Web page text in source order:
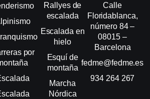
por
Rallyes de
escalada
Escalada en
hielo
Esquí de
montaña
Marcha
Nórdica
Calle
Floridablanca,
número 84 –
08015 –
Barcelona
fedme@fedme.es
934 264 267